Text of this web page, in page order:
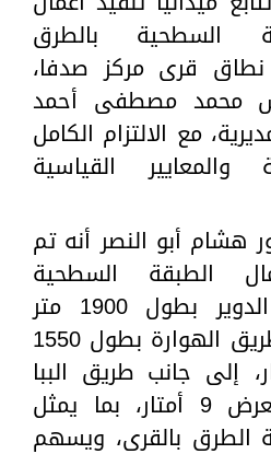
السطحية بالطرق
قرى مركز صدفا،
محمد مصطفى أحمد
مع الالتزام الكامل
والمعايير القياسية
هشام أبو النصر أنه تم
الطبقة السطحية
الأسفلتية بطريق الدوير بطول 1900 متر
وبعرض 10 أمتار، وطريق الهوارة بطول 1550
6 أمتار، إلى جانب طريق الببا
بطول 800 متر وبعرض 9 أمتار، بما يمثل
بالقرى، ويسهم